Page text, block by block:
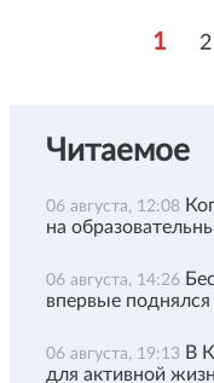
1 2
Читаемое
06 августа, 12:08
на
06 августа, 14:26
впервые поднялся
06 августа, 19:13 В
для активной